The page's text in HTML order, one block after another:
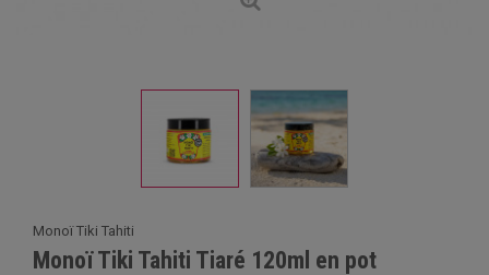
Monoï Tiki Tahiti
Monoï Tiki Tahiti Tiaré 120ml en pot